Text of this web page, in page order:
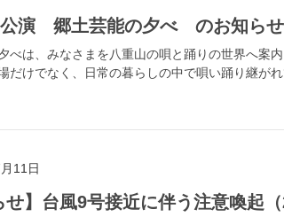
公演 郷土芸能の夕べ のお知らせ
べは、みなさまを八重山の唄と踊りの世界へ案
だけでなく、日常の暮らしの中で唄い踊り継が
11日
せ】台風9号接近に伴う注意喚起（